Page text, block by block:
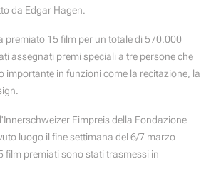
da Edgar Hagen.
premiato 15 film per un totale di 570.000
assegnati premi speciali a tre persone che
importante in funzioni come la recitazione, la
Innerschweizer Fimpreis della Fondazione
luogo il fine settimana del 6/7 marzo
film premiati sono stati trasmessi in